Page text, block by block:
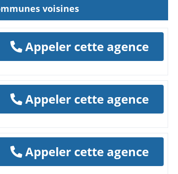
voisines
Appeler cette agence
Appeler cette agence
Appeler cette agence